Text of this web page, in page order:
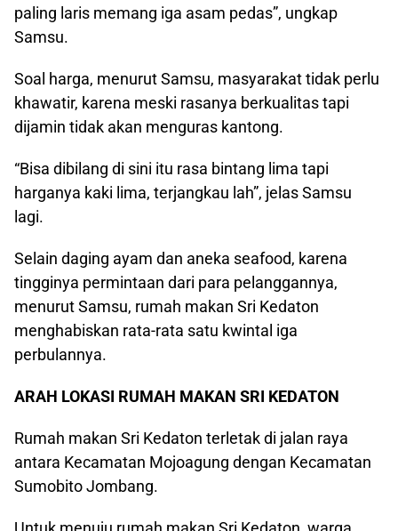
paling laris memang iga asam pedas”, ungkap
Samsu.
Soal harga, menurut Samsu, masyarakat tidak perlu
khawatir, karena meski rasanya berkualitas tapi
dijamin tidak akan menguras kantong.
“Bisa dibilang di sini itu rasa bintang lima tapi
harganya kaki lima, terjangkau lah”, jelas Samsu
lagi.
Selain daging ayam dan aneka seafood, karena
tingginya permintaan dari para pelanggannya,
menurut Samsu, rumah makan Sri Kedaton
menghabiskan rata-rata satu kwintal iga
perbulannya.
ARAH LOKASI RUMAH MAKAN SRI KEDATON
Rumah makan Sri Kedaton terletak di jalan raya
antara Kecamatan Mojoagung dengan Kecamatan
Sumobito Jombang.